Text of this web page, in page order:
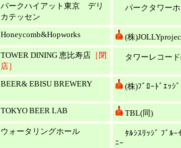
パークハイアット東京 デリ
カテッセン
パークタワー
Honeycomb&Hopworks
(株
TOWER DINING 恵比寿店 ［閉
店］
タワーレコー
BEER& EBISU BREWERY (株)ﾌﾞﾛｰﾄﾞｴｯｼ
TOKYO BEER LAB
TBL(同)
ウォータリングホール
ﾀﾙｼｽﾘｯｼﾞ ﾌﾞﾙｰ
ﾆｰ